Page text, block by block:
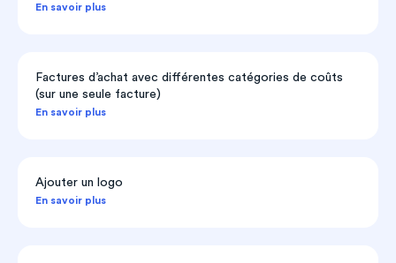
En savoir plus
Factures d’achat avec différentes catégories de coûts
(sur une seule facture)
En savoir plus
Ajouter un logo
En savoir plus